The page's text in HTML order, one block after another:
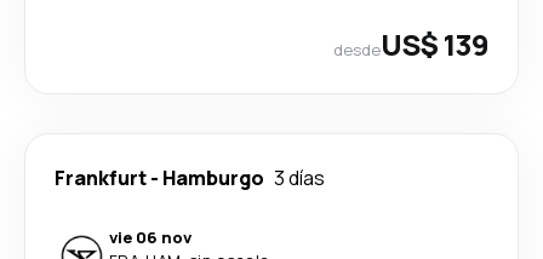
desdeUS$ 139
Frankfurt- Hamburgo 3 días
vie 06 nov